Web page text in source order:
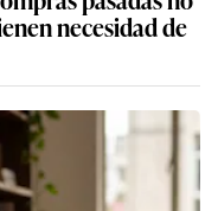
necesidad de